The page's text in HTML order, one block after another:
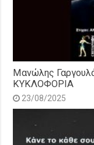
Μανώλης
ΚΥΚΛΟΦΟΡΙΑ
23/08/2025